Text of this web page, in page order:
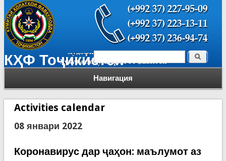
КҲФ Тоҷикистон
Навигация
Форма поиска Поиск
Activities calendar
08 январи 2022
Коронавирус дар ҷаҳон: маълумот аз